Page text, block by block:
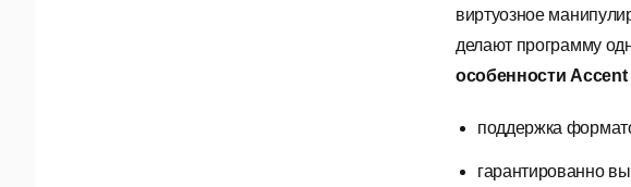
виртуозное
делают программу
особенности Accent
поддержка
гарантированно